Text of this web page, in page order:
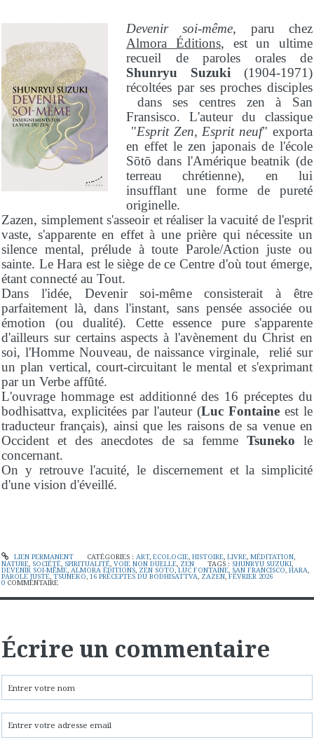
Devenir soi-même, paru chez
Almora Éditions, est un ultime
recueil de paroles orales de
Shunryu Suzuki (1904-1971)
récoltées par ses proches disciples
dans ses centres zen à San
Fransisco. L'auteur du classique
"Esprit Zen, Esprit neuf" exporta
en effet le zen japonais de l'école
Sōtō dans l'Amérique beatnik (de
terreau chrétienne), en lui
insufflant une forme de pureté
originelle.
Zazen, simplement s'asseoir et réaliser la vacuité de l'esprit
vaste, s'apparente en effet à une prière qui nécessite un
silence mental, prélude à toute Parole/Action juste ou
sainte. Le Hara est le siège de ce Centre d'où tout émerge,
étant connecté au Tout.
Dans l'idée, Devenir soi-même consisterait à être
parfaitement là, dans l'instant, sans pensée associée ou
émotion (ou dualité). Cette essence pure s'apparente
d'ailleurs sur certains aspects à l'avènement du Christ en
soi, l'Homme Nouveau, de naissance virginale, relié sur
un plan vertical, court-circuitant le mental et s'exprimant
par un Verbe affûté.
L'ouvrage hommage est additionné des 16 préceptes du
bodhisattva, explicitées par l'auteur (Luc Fontaine est le
traducteur français), ainsi que les raisons de sa venue en
Occident et des anecdotes de sa femme Tsuneko le
concernant.
On y retrouve l'acuité, le discernement et la simplicité
d'une vision d'éveillé.
LIEN PERMANENT CATÉGORIES : ART, ECOLOGIE, HISTOIRE, LIVRE, MÉDITATION,
NATURE, SOCIÉTÉ, SPIRITUALITÉ, VOIE NON DUELLE, ZEN TAGS : SHUNRYU SUZUKI,
DEVENIR SOI-MÊME, ALMORA ÉDITIONS, ZEN SOTO,LUC FONTAINE, SAN FRANCISCO, HARA,
PAROLE JUSTE, TSUNEKO, 16 PRÉCEPTES DU BODHISATTVA, ZAZEN, FÉVRIER 2026
0 COMMENTAIRE
Écrire un commentaire